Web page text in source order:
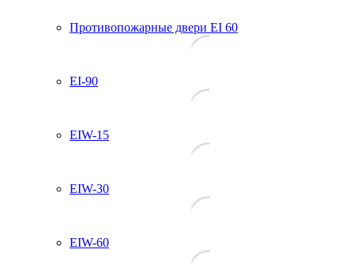
Противопожарные двери EI 60
EI-90
EIW-15
EIW-30
EIW-60